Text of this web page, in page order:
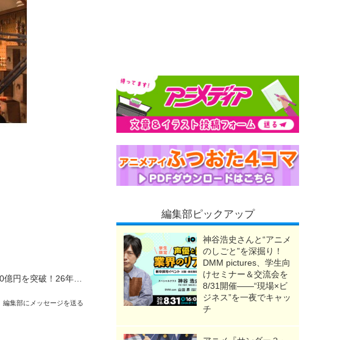
編集部にメッセージを送る
編集部ピックアップ
神谷浩史さんと“アニメ
のしごと”を深掘り！
DMM pictures、学生向
けセミナー＆交流会を
8/31開催――“現場×ビ
ジネス”を一夜でキャッ
チ